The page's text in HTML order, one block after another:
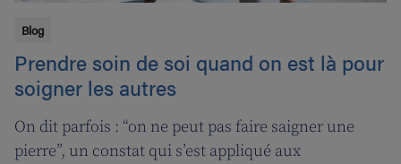
Blog
Prendre soin de soi quand on est là pour
soigner les autres
On dit parfois : “on ne peut pas faire saigner une
pierre”, un constat qui s’est appliqué aux